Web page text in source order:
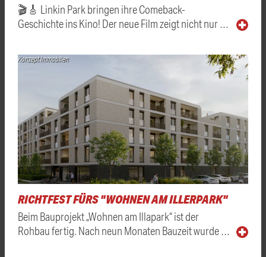
🎬🎸 Linkin Park bringen ihre Comeback-
Geschichte ins Kino! Der neue Film zeigt nicht nur …
Konzept Immobilien
RICHTFEST FÜRS "WOHNEN AM ILLERPARK"
Beim Bauprojekt „Wohnen am Illapark“ ist der
Rohbau fertig. Nach neun Monaten Bauzeit wurde …